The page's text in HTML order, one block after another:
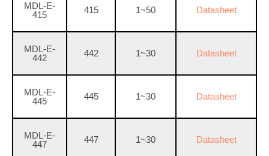
MDL-E-
415
415 1~50 Datasheet
MDL-E-
442
442 1~30 Datasheet
MDL-E-
445
445 1~30 Datasheet
MDL-E-
447
447 1~30 Datasheet